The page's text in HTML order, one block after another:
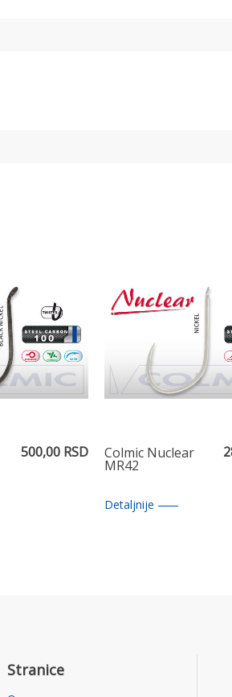
500,00 RSD Colmic Nuclear
MR42
Detaljnije
Stranice